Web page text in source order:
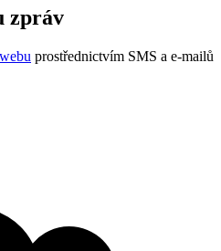
zpráv
prostřednictvím SMS a e-mailů